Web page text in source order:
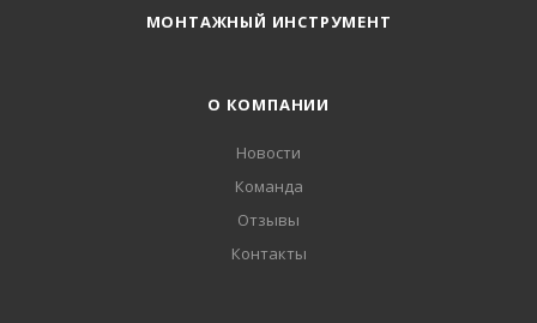
МОНТАЖНЫЙ ИНСТРУМЕНТ
О КОМПАНИИ
Новости
Команда
Отзывы
Контакты